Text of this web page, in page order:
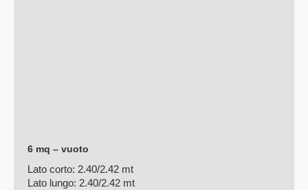
6 mq – vuoto
Lato corto: 2.40/2.42 mt
Lato lungo: 2.40/2.42 mt